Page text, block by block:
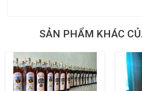
SẢN PHẨM KHÁC